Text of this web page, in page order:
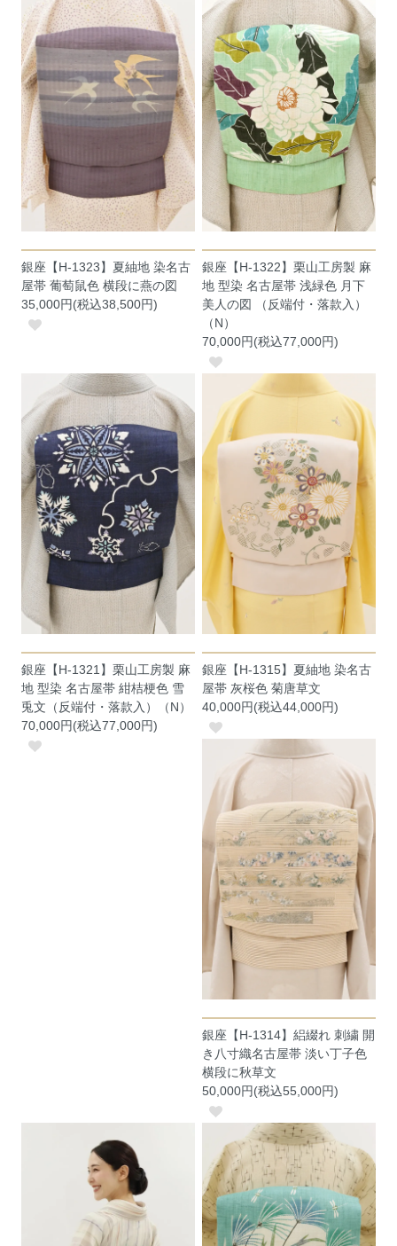
銀座【H-1323】夏紬地 染名古
屋帯 葡萄鼠色 横段に燕の図
35,000円(税込38,500円)
銀座【H-1322】栗山工房製 麻
地 型染 名古屋帯 浅緑色 月下
美人の図 （反端付・落款入）
（N）
70,000円(税込77,000円)
銀座【H-1321】栗山工房製 麻
地 型染 名古屋帯 紺桔梗色 雪
兎文（反端付・落款入）（N）
70,000円(税込77,000円)
銀座【H-1315】夏紬地 染名古
屋帯 灰桜色 菊唐草文
40,000円(税込44,000円)
銀座【H-1314】絽綴れ 刺繍 開
き八寸織名古屋帯 淡い丁子色
横段に秋草文
50,000円(税込55,000円)